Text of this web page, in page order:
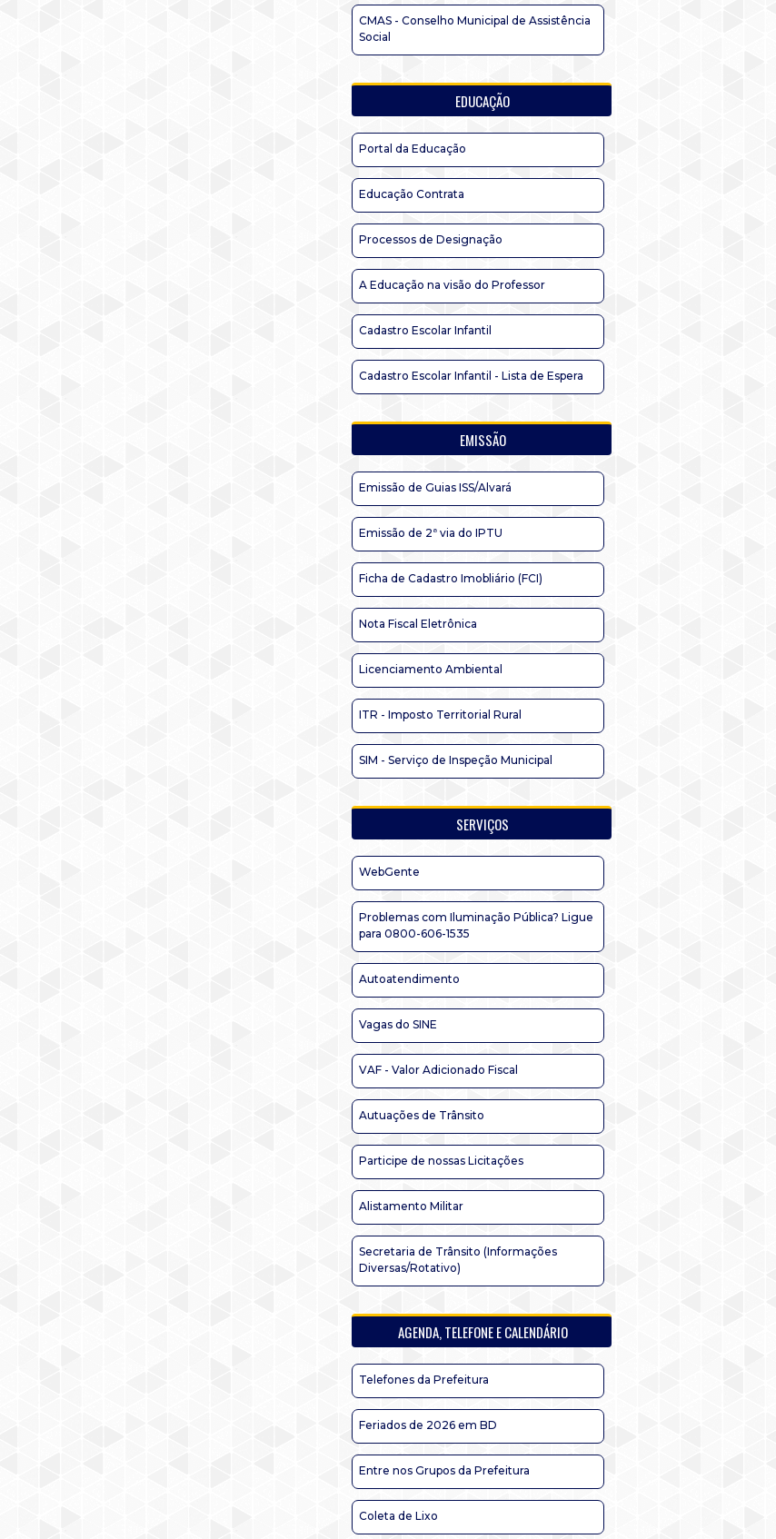
CMAS - Conselho Municipal de Assistência
Social
EDUCAÇÃO
Portal da Educação
Educação Contrata
Processos de Designação
A Educação na visão do Professor
Cadastro Escolar Infantil
Cadastro Escolar Infantil - Lista de Espera
EMISSÃO
Emissão de Guias ISS/Alvará
Emissão de 2ª via do IPTU
Ficha de Cadastro Imobliário (FCI)
Nota Fiscal Eletrônica
Licenciamento Ambiental
ITR - Imposto Territorial Rural
SIM - Serviço de Inspeção Municipal
SERVIÇOS
WebGente
Problemas com Iluminação Pública? Ligue
para 0800-606-1535
Autoatendimento
Vagas do SINE
VAF - Valor Adicionado Fiscal
Autuações de Trânsito
Participe de nossas Licitações
Alistamento Militar
Secretaria de Trânsito (Informações
Diversas/Rotativo)
AGENDA, TELEFONE E CALENDÁRIO
Telefones da Prefeitura
Feriados de 2026 em BD
Entre nos Grupos da Prefeitura
Coleta de Lixo